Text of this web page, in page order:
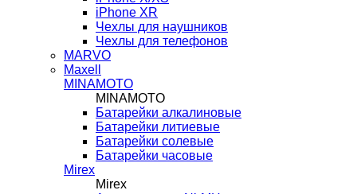
iPhone XR
Чехлы для наушников
Чехлы для телефонов
MARVO
Maxell
MINAMOTO
MINAMOTO
Батарейки алкалиновые
Батарейки литиевые
Батарейки солевые
Батарейки часовые
Mirex
Mirex